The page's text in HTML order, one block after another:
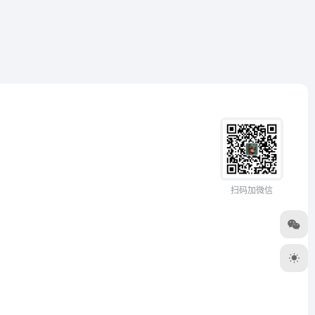
扫码加微信